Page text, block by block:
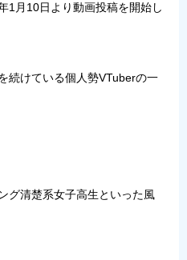
1月10日より動画投稿を開始し
続けている個人勢VTuberの一
グ清楚系女子高生といった風